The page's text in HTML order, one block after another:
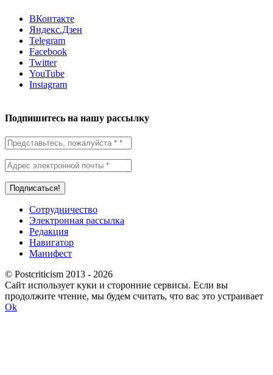
ВКонтакте
Яндекс.Дзен
Telegram
Facebook
Twitter
YouTube
Instagram
Подпишитесь на нашу рассылку
Сотрудничество
Электронная рассылка
Редакция
Навигатор
Манифест
© Postcriticism 2013 - 2026
Сайт использует куки и сторонние сервисы. Если вы
продолжите чтение, мы будем считать, что вас это устраивает
Ok